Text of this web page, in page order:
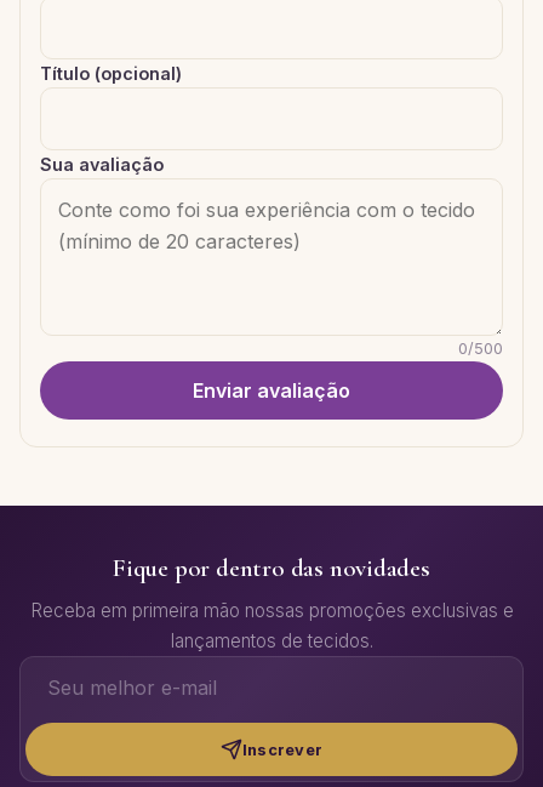
Título (opcional)
Sua avaliação
0/500
Enviar avaliação
Fique por dentro das novidades
Receba em primeira mão nossas promoções exclusivas e
lançamentos de tecidos.
Inscrever